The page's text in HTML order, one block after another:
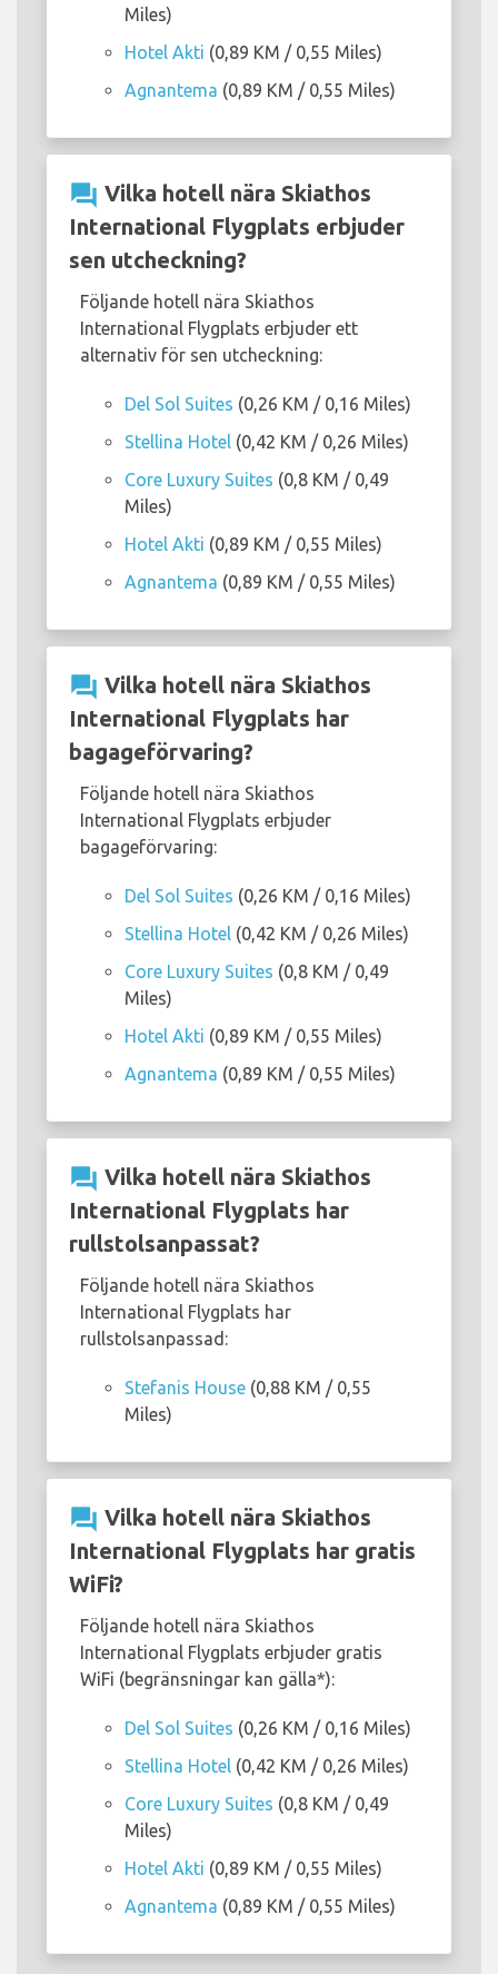
Miles)
Hotel Akti (0,89 KM / 0,55 Miles)
Agnantema (0,89 KM / 0,55 Miles)
question_answer Vilka hotell nära Skiathos
International Flygplats erbjuder
sen utcheckning?
Följande hotell nära Skiathos
International Flygplats erbjuder ett
alternativ för sen utcheckning:
Del Sol Suites (0,26 KM / 0,16 Miles)
Stellina Hotel (0,42 KM / 0,26 Miles)
Core Luxury Suites (0,8 KM / 0,49
Miles)
Hotel Akti (0,89 KM / 0,55 Miles)
Agnantema (0,89 KM / 0,55 Miles)
question_answer Vilka hotell nära Skiathos
International Flygplats har
bagageförvaring?
Följande hotell nära Skiathos
International Flygplats erbjuder
bagageförvaring:
Del Sol Suites (0,26 KM / 0,16 Miles)
Stellina Hotel (0,42 KM / 0,26 Miles)
Core Luxury Suites (0,8 KM / 0,49
Miles)
Hotel Akti (0,89 KM / 0,55 Miles)
Agnantema (0,89 KM / 0,55 Miles)
question_answer Vilka hotell nära Skiathos
International Flygplats har
rullstolsanpassat?
Följande hotell nära Skiathos
International Flygplats har
rullstolsanpassad:
Stefanis House (0,88 KM / 0,55
Miles)
question_answer Vilka hotell nära Skiathos
International Flygplats har gratis
WiFi?
Följande hotell nära Skiathos
International Flygplats erbjuder gratis
WiFi (begränsningar kan gälla*):
Del Sol Suites (0,26 KM / 0,16 Miles)
Stellina Hotel (0,42 KM / 0,26 Miles)
Core Luxury Suites (0,8 KM / 0,49
Miles)
Hotel Akti (0,89 KM / 0,55 Miles)
Agnantema (0,89 KM / 0,55 Miles)